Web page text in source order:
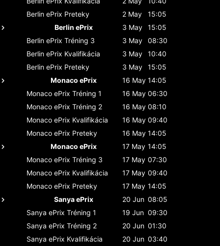
Berlin ePrix Preteky 2 May
15:05
Berlin ePrix
3 May
15:05
Berlin ePrix Tréning 3 3 May
08:30
Berlin ePrix Kvalifikácia 3 May
10:40
Berlin ePrix Preteky 3 May
15:05
Monaco ePrix
16 May 14:05
Monaco ePrix Tréning 1 16 May 06:30
Monaco ePrix Tréning 2 16 May 08:10
Monaco ePrix Kvalifikácia 16 May 09:40
Monaco ePrix Preteky 16 May 14:05
Monaco ePrix
17 May 14:05
Monaco ePrix Tréning 3 17 May 07:30
Monaco ePrix Kvalifikácia 17 May 09:40
Monaco ePrix Preteky 17 May 14:05
Sanya ePrix
20 Jun 08:05
Sanya ePrix Tréning 1 19 Jun 09:30
Sanya ePrix Tréning 2 20 Jun 01:30
Sanya ePrix Kvalifikácia 20 Jun 03:40